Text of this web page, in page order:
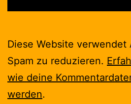
Diese Website verwendet
Spam zu reduzieren.
wie deine
werden.